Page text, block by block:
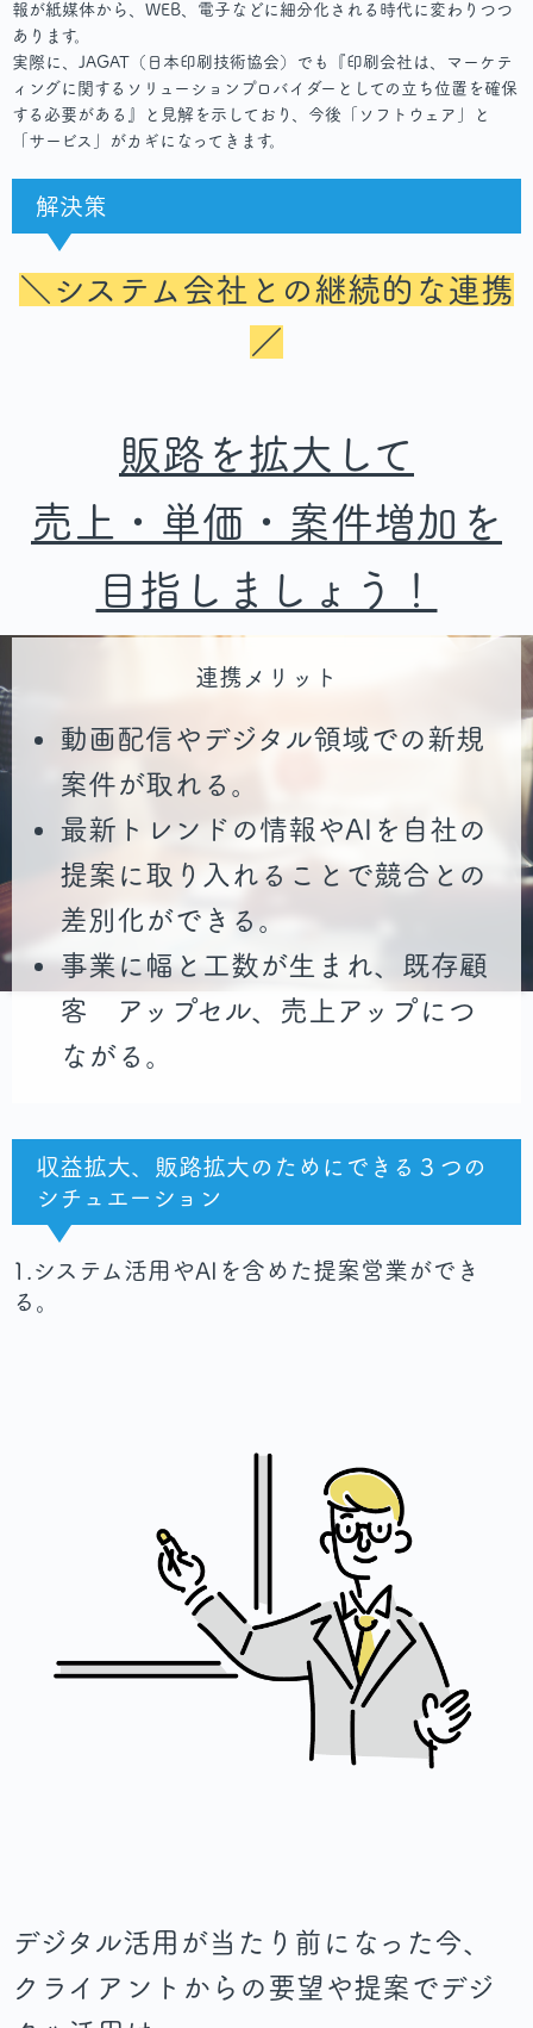
報が紙媒体から、WEB、電子などに細分化される時代に変わりつつ
あります。
実際に、JAGAT（日本印刷技術協会）でも『印刷会社は、マーケテ
ィングに関するソリューションプロバイダーとしての立ち位置を確保
する必要がある』と見解を示しており、今後「ソフトウェア」と
「サービス」がカギになってきます。
解決策
＼システム会社との継続的な連携
／
販路を拡大して
売上・単価・案件増加を
目指しましょう！
連携メリット
動画配信やデジタル領域での新規
案件が取れる。
最新トレンドの情報やAIを自社の
提案に取り入れることで競合との
差別化ができる。
事業に幅と工数が生まれ、既存顧
客 アップセル、売上アップにつ
ながる。
収益拡大、販路拡大のためにできる３つの
シチュエーション
1.システム活用やAIを含めた提案営業ができ
る。
デジタル活用が当たり前になった今、
クライアントからの要望や提案でデジ